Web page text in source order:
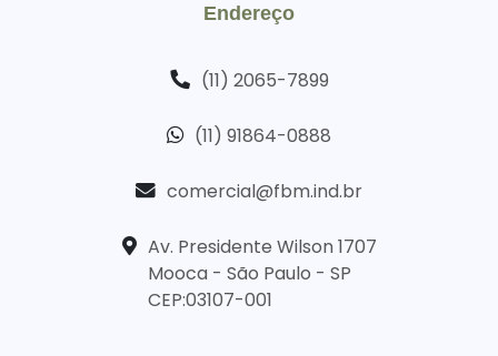
Endereço
(11) 2065-7899
(11) 91864-0888
comercial@fbm.ind.br
Av. Presidente Wilson 1707
Mooca - São Paulo - SP
CEP:03107-001